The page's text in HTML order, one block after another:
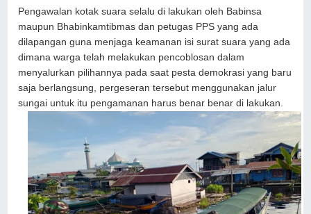
Pengawalan kotak suara selalu di lakukan oleh Babinsa
maupun Bhabinkamtibmas dan petugas PPS yang ada
dilapangan guna menjaga keamanan isi surat suara yang ada
dimana warga telah melakukan pencoblosan dalam
menyalurkan pilihannya pada saat pesta demokrasi yang baru
saja berlangsung, pergeseran tersebut menggunakan jalur
sungai untuk itu pengamanan harus benar benar di lakukan.